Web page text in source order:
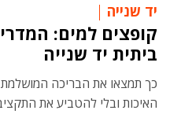
יד שנייה
קופצים למים:
ביתית יד שנייה
כך תמצאו את הבריכה
האיכות ובלי להטביע את